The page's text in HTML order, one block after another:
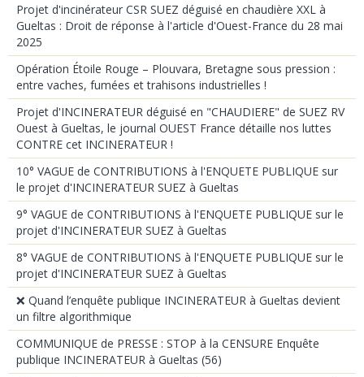
Projet d'incinérateur CSR SUEZ déguisé en chaudière XXL à
Gueltas : Droit de réponse à l'article d'Ouest-France du 28 mai
2025
Opération Étoile Rouge – Plouvara, Bretagne sous pression :
entre vaches, fumées et trahisons industrielles !
Projet d'INCINERATEUR déguisé en "CHAUDIERE" de SUEZ RV
Ouest à Gueltas, le journal OUEST France détaille nos luttes
CONTRE cet INCINERATEUR !
10° VAGUE de CONTRIBUTIONS à l'ENQUETE PUBLIQUE sur
le projet d'INCINERATEUR SUEZ à Gueltas
9° VAGUE de CONTRIBUTIONS à l'ENQUETE PUBLIQUE sur le
projet d'INCINERATEUR SUEZ à Gueltas
8° VAGUE de CONTRIBUTIONS à l'ENQUETE PUBLIQUE sur le
projet d'INCINERATEUR SUEZ à Gueltas
❌ Quand l’enquête publique INCINERATEUR à Gueltas devient
un filtre algorithmique
COMMUNIQUE de PRESSE : STOP à la CENSURE Enquête
publique INCINERATEUR à Gueltas (56)